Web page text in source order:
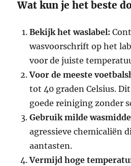
Wat kun je het beste
Bekijk het waslabel:
wasvoorschrift op het
voor de juiste
Voor de meeste
tot 40 graden Celsius.
goede reiniging zonder
Gebruik milde
agressieve chemicaliën
aantasten.
Vermijd hoge